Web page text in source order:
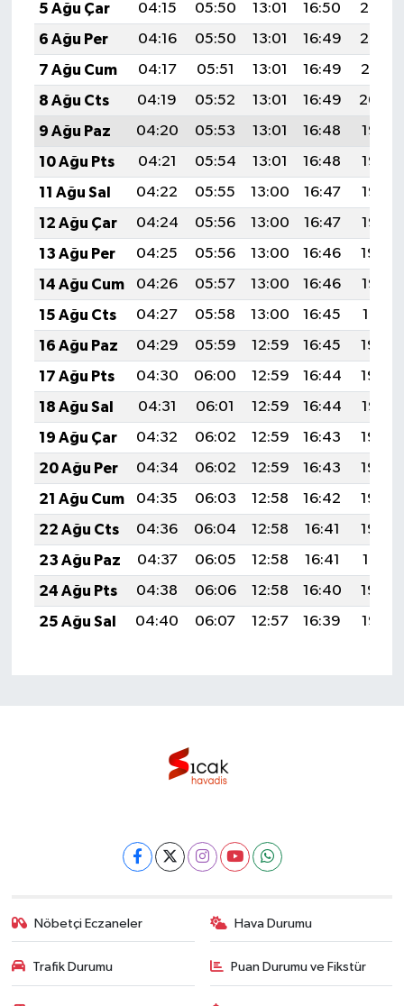
5 Ağu Çar
04:15 05:50 13:01 16:50
20:03
6 Ağu Per
04:16 05:50 13:01 16:49
20:02
7 Ağu Cum
04:17 05:51 13:01 16:49
20:01
8 Ağu Cts
04:19 05:52 13:01 16:49
20:00
9 Ağu Paz
04:20 05:53 13:01 16:48
19:58
10 Ağu Pts
04:21 05:54 13:01 16:48
19:57
11 Ağu Sal
04:22 05:55 13:00 16:47
19:56
12 Ağu Çar
04:24 05:56 13:00 16:47
19:55
13 Ağu Per
04:25 05:56 13:00 16:46
19:54
14 Ağu Cum
04:26 05:57 13:00 16:46
19:53
15 Ağu Cts
04:27 05:58 13:00 16:45
19:51
16 Ağu Paz
04:29 05:59 12:59 16:45
19:50
17 Ağu Pts
04:30 06:00 12:59 16:44
19:49
18 Ağu Sal
04:31 06:01 12:59 16:44
19:47
19 Ağu Çar
04:32 06:02 12:59 16:43
19:46
20 Ağu Per
04:34 06:02 12:59 16:43
19:45
21 Ağu Cum
04:35 06:03 12:58 16:42
19:43
22 Ağu Cts
04:36 06:04 12:58 16:41
19:42
23 Ağu Paz
04:37 06:05 12:58 16:41
19:41
24 Ağu Pts
04:38 06:06 12:58 16:40
19:39
25 Ağu Sal
04:40 06:07 12:57 16:39 19:38
Nöbetçi Eczaneler Hava Durumu
Trafik Durumu Puan Durumu ve Fikstür